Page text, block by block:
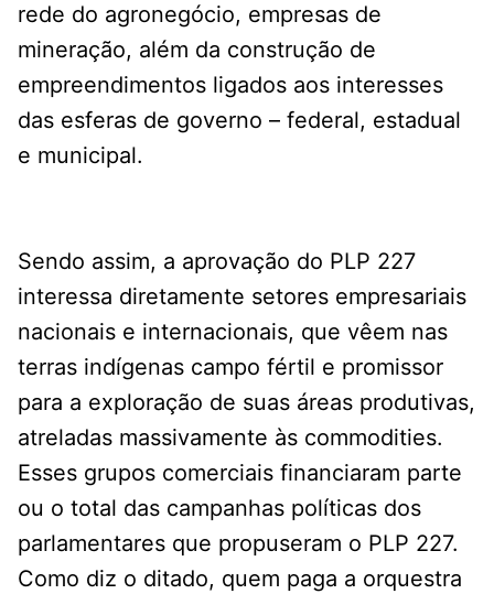
rede do agronegócio, empresas de
mineração, além da construção de
empreendimentos ligados aos interesses
das esferas de governo – federal, estadual
e municipal.
Sendo assim, a aprovação do PLP 227
interessa diretamente setores empresariais
nacionais e internacionais, que vêem nas
terras indígenas campo fértil e promissor
para a exploração de suas áreas produtivas,
atreladas massivamente às commodities.
Esses grupos comerciais financiaram parte
ou o total das campanhas políticas dos
parlamentares que propuseram o PLP 227.
Como diz o ditado, quem paga a orquestra